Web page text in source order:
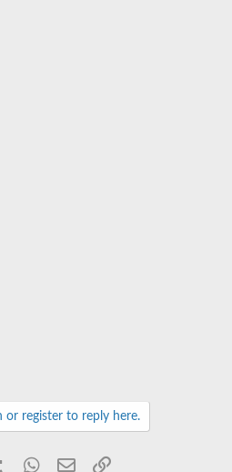
or register to reply here.
Tumblr WhatsApp
Email